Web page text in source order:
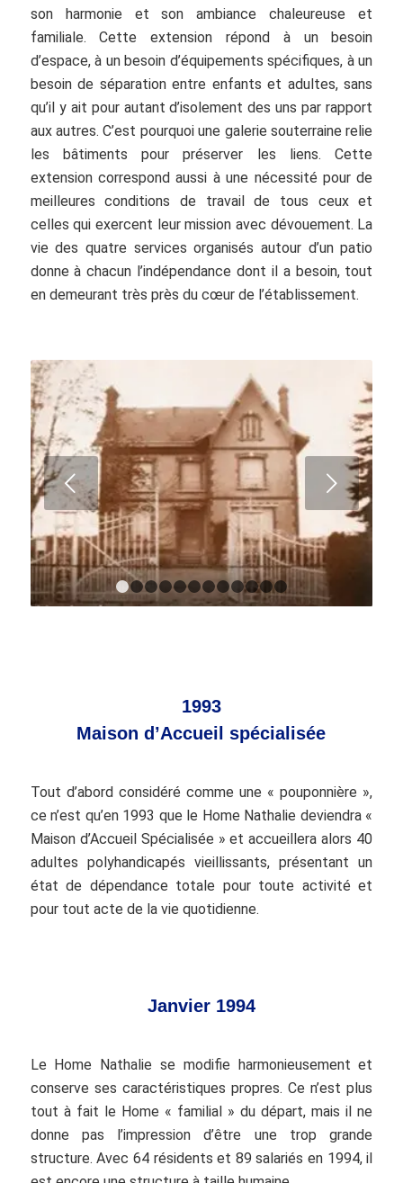
son harmonie et son ambiance chaleureuse et
familiale. Cette extension répond à un besoin
d’espace, à un besoin d’équipements spécifiques, à un
besoin de séparation entre enfants et adultes, sans
qu’il y ait pour autant d’isolement des uns par rapport
aux autres. C’est pourquoi une galerie souterraine relie
les bâtiments pour préserver les liens. Cette
extension correspond aussi à une nécessité pour de
meilleures conditions de travail de tous ceux et
celles qui exercent leur mission avec dévouement. La
vie des quatre services organisés autour d’un patio
donne à chacun l’indépendance dont il a besoin, tout
en demeurant très près du cœur de l’établissement.
Suivant
1 2 3 4 5 6 7 8 9
1993
Maison d’Accueil spécialisée
Tout d’abord considéré comme une « pouponnière »,
ce n’est qu’en 1993 que le Home Nathalie deviendra «
Maison d’Accueil Spécialisée » et accueillera alors 40
adultes polyhandicapés vieillissants, présentant un
état de dépendance totale pour toute activité et
pour tout acte de la vie quotidienne.
Janvier 1994
Le Home Nathalie se modifie harmonieusement et
conserve ses caractéristiques propres. Ce n’est plus
tout à fait le Home « familial » du départ, mais il ne
donne pas l’impression d’être une trop grande
structure. Avec 64 résidents et 89 salariés en 1994, il